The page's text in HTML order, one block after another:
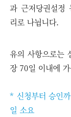
과 근저당권설정
리로 나뉩니다.
유의 사항으로는
장 70일 이내에
* 신청부터 승인
일 소요